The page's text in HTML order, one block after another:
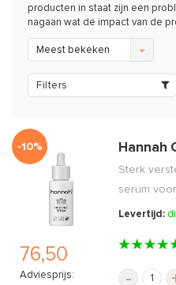
producten in staat zijn een
nagaan wat de impact van de
Meest bekeken
Filters
-10%
76,50
Adviesprijs:
Hannah
Sterk
serum
Levertijd:
-